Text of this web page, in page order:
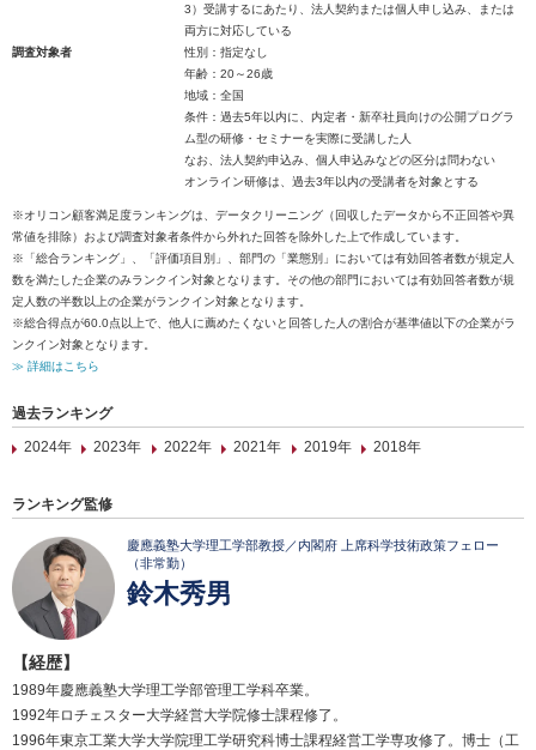
3）受講するにあたり、法人契約または個人申し込み、または
両方に対応している
調査対象者
性別：指定なし
年齢：20～26歳
地域：全国
条件：過去5年以内に、内定者・新卒社員向けの公開プログラ
ム型の研修・セミナーを実際に受講した人
なお、法人契約申込み、個人申込みなどの区分は問わない
オンライン研修は、過去3年以内の受講者を対象とする
※オリコン顧客満足度ランキングは、データクリーニング（回収したデータから不正回答や異
常値を排除）および調査対象者条件から外れた回答を除外した上で作成しています。
※「総合ランキング」、「評価項目別」、部門の「業態別」においては有効回答者数が規定人
数を満たした企業のみランクイン対象となります。その他の部門においては有効回答者数が規
定人数の半数以上の企業がランクイン対象となります。
※総合得点が60.0点以上で、他人に薦めたくないと回答した人の割合が基準値以下の企業がラ
ンクイン対象となります。
≫ 詳細はこちら
過去ランキング
2024年
2023年 2022年 2021年 2019年 2018年
ランキング監修
慶應義塾大学理工学部教授／内閣府 上席科学技術政策フェロー
（非常勤）
鈴木秀男
【経歴】
1989年慶應義塾大学理工学部管理工学科卒業。
1992年ロチェスター大学経営大学院修士課程修了。
1996年東京工業大学大学院理工学研究科博士課程経営工学専攻修了。博士（工